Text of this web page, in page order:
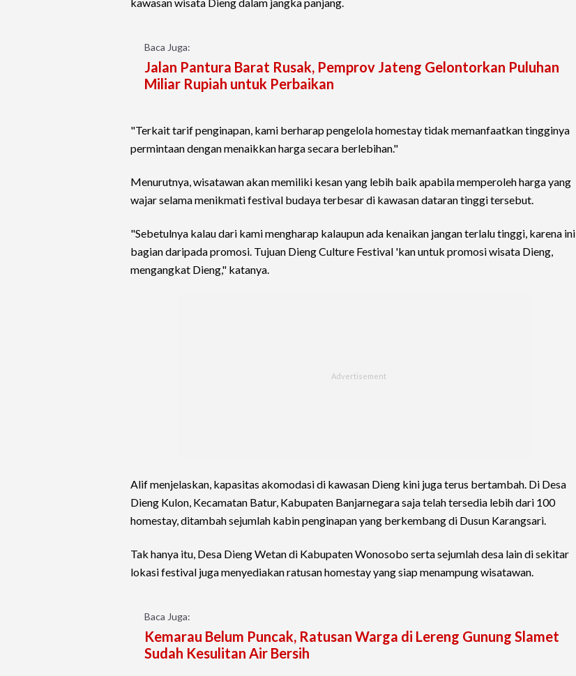
Baca Juga:
Jalan Pantura Barat Rusak, Pemprov Jateng Gelontorkan Puluhan
Miliar Rupiah untuk Perbaikan
"Terkait tarif penginapan, kami berharap pengelola homestay tidak memanfaatkan tingginya
permintaan dengan menaikkan harga secara berlebihan."
Menurutnya, wisatawan akan memiliki kesan yang lebih baik apabila memperoleh harga yang
wajar selama menikmati festival budaya terbesar di kawasan dataran tinggi tersebut.
"Sebetulnya kalau dari kami mengharap kalaupun ada kenaikan jangan terlalu tinggi, karena ini
bagian daripada promosi. Tujuan Dieng Culture Festival 'kan untuk promosi wisata Dieng,
mengangkat Dieng," katanya.
Alif menjelaskan, kapasitas akomodasi di kawasan Dieng kini juga terus bertambah. Di Desa
Dieng Kulon, Kecamatan Batur, Kabupaten Banjarnegara saja telah tersedia lebih dari 100
homestay, ditambah sejumlah kabin penginapan yang berkembang di Dusun Karangsari.
Tak hanya itu, Desa Dieng Wetan di Kabupaten Wonosobo serta sejumlah desa lain di sekitar
lokasi festival juga menyediakan ratusan homestay yang siap menampung wisatawan.
Baca Juga:
Kemarau Belum Puncak, Ratusan Warga di Lereng Gunung Slamet
Sudah Kesulitan Air Bersih